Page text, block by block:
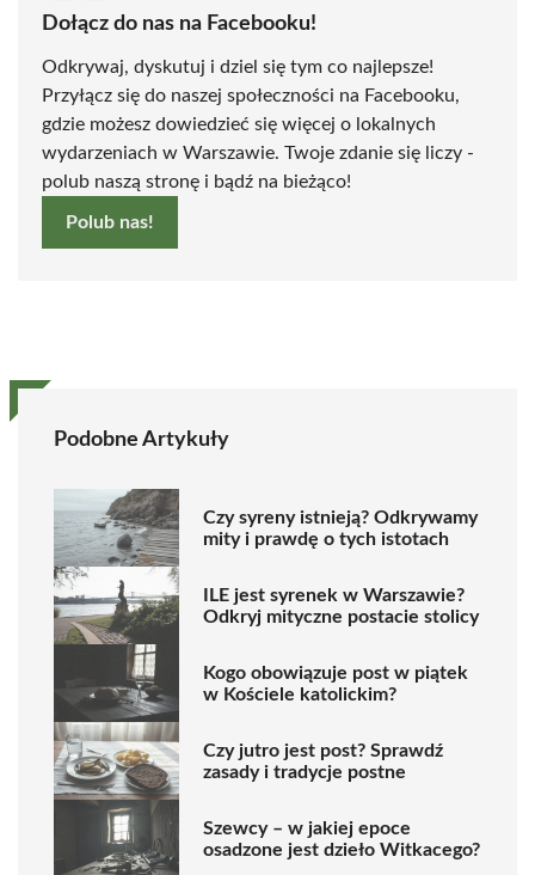
Dołącz do nas na Facebooku!
Odkrywaj, dyskutuj i dziel się tym co najlepsze!
Przyłącz się do naszej społeczności na Facebooku,
gdzie możesz dowiedzieć się więcej o lokalnych
wydarzeniach w Warszawie. Twoje zdanie się liczy -
polub naszą stronę i bądź na bieżąco!
Polub nas!
Podobne Artykuły
Czy syreny istnieją? Odkrywamy
mity i prawdę o tych istotach
ILE jest syrenek w Warszawie?
Odkryj mityczne postacie stolicy
Kogo obowiązuje post w piątek
w Kościele katolickim?
Czy jutro jest post? Sprawdź
zasady i tradycje postne
Szewcy – w jakiej epoce
osadzone jest dzieło Witkacego?